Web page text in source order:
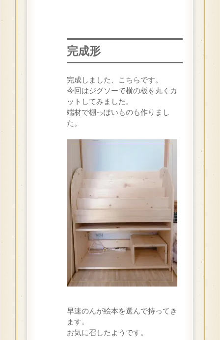
完成形
完成しました、こちらです。
今回はジグソーで横の板を丸くカ
ットしてみました。
端材で棚っぽいものも作りまし
た。
早速のんが絵本を選んで持ってき
ます。
お気に召したようです。